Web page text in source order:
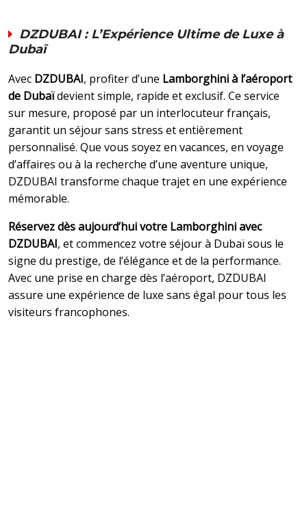
DZDUBAI : L’Expérience Ultime de Luxe à
Dubaï
Avec DZDUBAI, profiter d’une Lamborghini à l’aéroport
de Dubaïdevient simple, rapide et exclusif. Ce service
sur mesure, proposé par un interlocuteur français,
garantit un séjour sans stress et entièrement
personnalisé. Que vous soyez en vacances, en voyage
d’affaires ou à la recherche d’une aventure unique,
DZDUBAI transforme chaque trajet en une expérience
mémorable.
Réservez dès aujourd’hui votre Lamborghini avec
DZDUBAI, et commencez votre séjour à Dubaï sous le
signe du prestige, de l’élégance et de la performance.
Avec une prise en charge dès l’aéroport, DZDUBAI
assure une expérience de luxe sans égal pour tous les
visiteurs francophones.